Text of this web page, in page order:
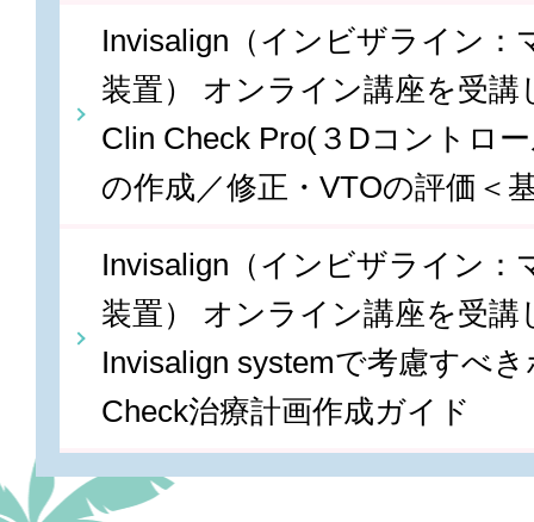
Invisalign（インビザライン：
装置） オンライン講座を受講
Clin Check Pro(３Dコントロ
の作成／修正・VTOの評価＜
Invisalign（インビザライン：
装置） オンライン講座を受講
Invisalign systemで考慮すべ
Check治療計画作成ガイド